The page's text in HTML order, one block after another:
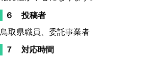
６ 投稿者
鳥取県職員、委託事業者
７ 対応時間